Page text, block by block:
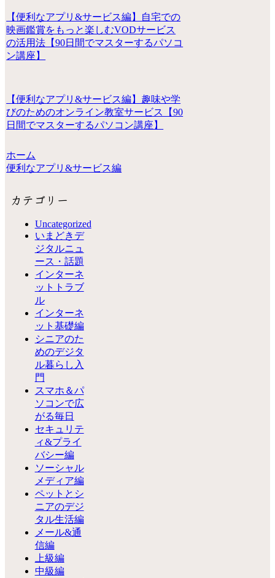
【便利なアプリ&サービス編】自宅での
映画鑑賞をもっと楽しむVODサービス
の活用法【90日間でマスターするパソコ
ン講座】
【便利なアプリ&サービス編】趣味や学
びのためのオンライン教室サービス【90
日間でマスターするパソコン講座】
ホーム
便利なアプリ&サービス編
カテゴリー
Uncategorized
いまどきデ
ジタルニュ
ース・話題
インターネ
ットトラブ
ル
インターネ
ット基礎編
シニアのた
めのデジタ
ル暮らし入
門
スマホ＆パ
ソコンで広
がる毎日
セキュリテ
ィ&プライ
バシー編
ソーシャル
メディア編
ペットとシ
ニアのデジ
タル生活編
メール&通
信編
上級編
中級編